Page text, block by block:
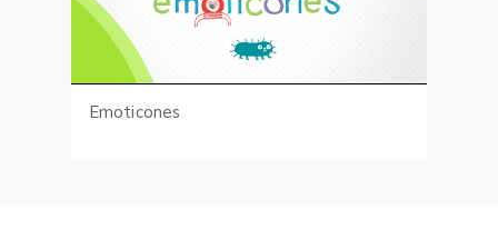
Emoticones